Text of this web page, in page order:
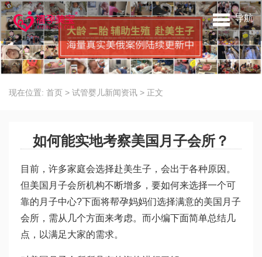
导航
现在位置: 首页 > 试管婴儿新闻资讯 > 正文
如何能实地考察美国月子会所？
目前，许多家庭会选择赴美生子，会出于各种原因。
但美国月子会所机构不断增多，要如何来选择一个可
靠的月子中心?下面将帮孕妈妈们选择满意的美国月子
会所，需从几个方面来考虑。而小编下面简单总结几
点，以满足大家的需求。